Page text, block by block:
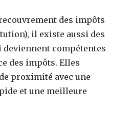
des impôts
il existe aussi des
compétentes
des impôts. Elles
proximité avec une
et une meilleure